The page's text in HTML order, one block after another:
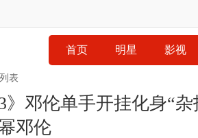
首页 明星 影视
表
》邓伦单手开挂化身“
邓伦